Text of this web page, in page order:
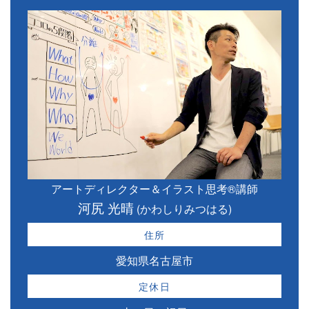
アートディレクター＆イラスト思考®講師
河尻 光晴(かわしりみつはる)
住所
愛知県名古屋市
定休日